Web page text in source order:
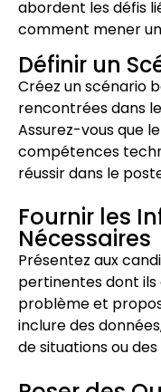
abordent les défis
comment mener
Définir un
Créez un scénario
rencontrées dans
Assurez-vous que
compétences
réussir dans le
Fournir les
Nécessaires
Présentez aux
pertinentes dont
problème et
inclure des
de situations ou